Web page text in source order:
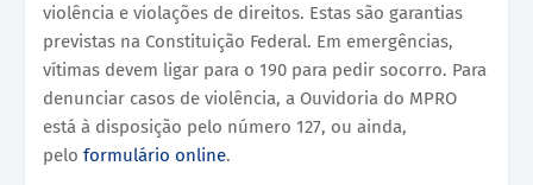
violência e violações de direitos. Estas são garantias
previstas na Constituição Federal. Em emergências,
vítimas devem ligar para o 190 para pedir socorro. Para
denunciar casos de violência, a Ouvidoria do MPRO
está à disposição pelo número 127, ou ainda,
pelo formulário online.